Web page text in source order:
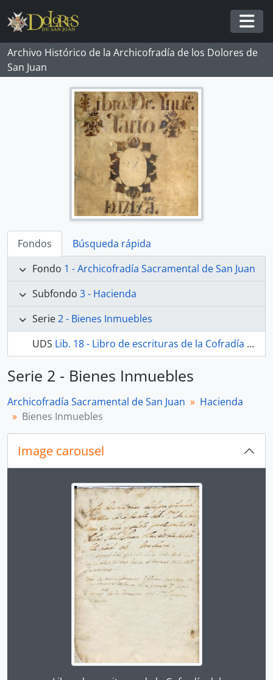
Skip to main content
Archivo Histórico de la Archicofradía de los Dolores de
San Juan
Fondos
Búsqueda rápida
Fondo 1 - Archicofradía Sacramental de San Juan
Subfondo 3 - Hacienda
Serie2 - Bienes Inmuebles
UDS Lib. 18 - Libro de escrituras de la Cofradía del Santísimo Sacramento de la parroquia de San Juan Bautista
Serie 2 - Bienes Inmuebles
Archicofradía Sacramental de San Juan
Hacienda
Bienes Inmuebles
Image carousel
Changing the current slide of this carousel will
Clicking this description title link will open the